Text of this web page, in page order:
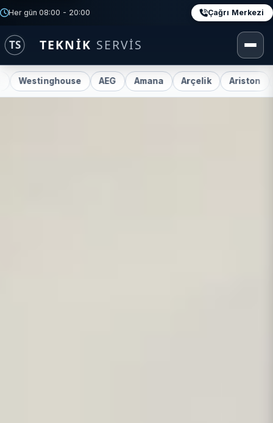
Her gün 08:00 - 20:00 Çağrı Merkezi
AEG Amana Arçelik Ariston Beko